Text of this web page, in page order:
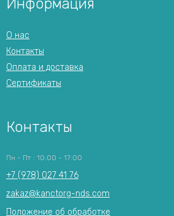
Информация
О нас
Контакты
Оплата и доставка
Сертификаты
Контакты
Пн - Пт : 10:00 - 17:00
+7 (978) 027 41 76
zakaz@kanctorg-nds.com
Положение об обработке